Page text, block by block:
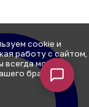
cookie и
работу с сайтом,
всегда можете
браузера.